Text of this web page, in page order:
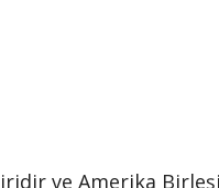
ve Amerika